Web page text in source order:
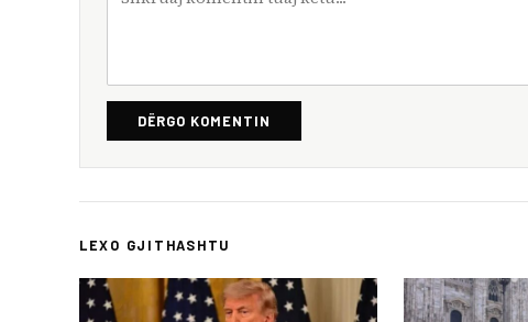
DËRGO KOMENTIN
LEXO GJITHASHTU